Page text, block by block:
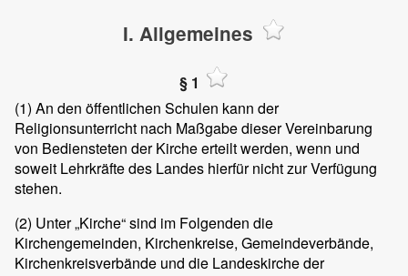
I. Allgemeines
§ 1
(1) An den öffentlichen Schulen kann der
Religionsunterricht nach Maßgabe dieser Vereinbarung
von Bediensteten der Kirche erteilt werden, wenn und
soweit Lehrkräfte des Landes hierfür nicht zur Verfügung
stehen.
(2) Unter „Kirche“ sind im Folgenden die
Kirchengemeinden, Kirchenkreise, Gemeindeverbände,
Kirchenkreisverbände und die Landeskirche der